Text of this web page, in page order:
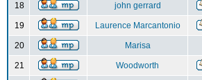
18 john gerrard
19 Laurence Marcantonio
20 Marisa
21 Woodworth